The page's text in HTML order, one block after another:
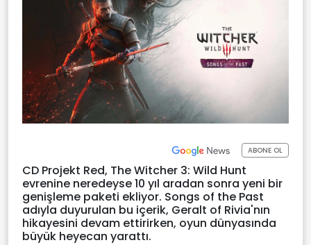
ABONE OL
CD Projekt Red, The Witcher 3: Wild Hunt
evrenine neredeyse 10 yıl aradan sonra yeni bir
genişleme paketi ekliyor. Songs of the Past
adıyla duyurulan bu içerik, Geralt of Rivia'nın
hikayesini devam ettirirken, oyun dünyasında
büyük heyecan yarattı.